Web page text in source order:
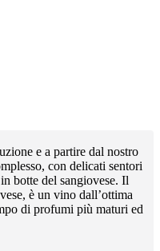
e a partire dal nostro
con delicati sentori
botte del sangiovese. Il
è un vino dall’ottima
di profumi più maturi ed